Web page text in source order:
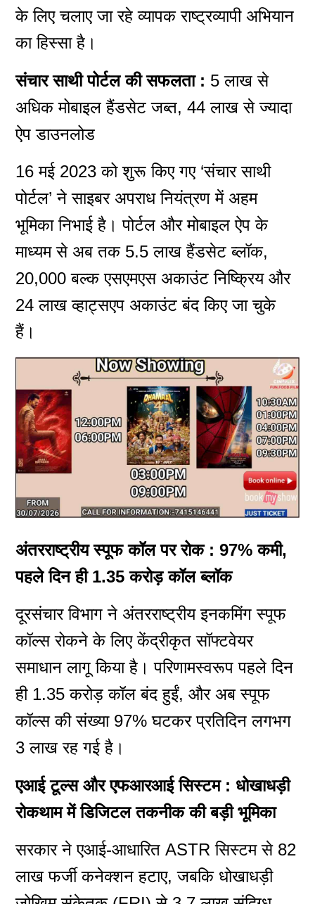
के लिए चलाए जा रहे व्यापक राष्ट्रव्यापी अभियान
का हिस्सा है।
संचार साथी पोर्टल की सफलता : 5 लाख से
अधिक मोबाइल हैंडसेट जब्त, 44 लाख से ज्यादा
ऐप डाउनलोड
16 मई 2023 को शुरू किए गए ‘संचार साथी
पोर्टल’ ने साइबर अपराध नियंत्रण में अहम
भूमिका निभाई है। पोर्टल और मोबाइल ऐप के
माध्यम से अब तक 5.5 लाख हैंडसेट ब्लॉक,
20,000 बल्क एसएमएस अकाउंट निष्क्रिय और
24 लाख व्हाट्सएप अकाउंट बंद किए जा चुके
हैं।
अंतरराष्ट्रीय स्पूफ कॉल पर रोक : 97% कमी,
पहले दिन ही 1.35 करोड़ कॉल ब्लॉक
दूरसंचार विभाग ने अंतरराष्ट्रीय इनकमिंग स्पूफ
कॉल्स रोकने के लिए केंद्रीकृत सॉफ्टवेयर
समाधान लागू किया है। परिणामस्वरूप पहले दिन
ही 1.35 करोड़ कॉल बंद हुईं, और अब स्पूफ
कॉल्स की संख्या 97% घटकर प्रतिदिन लगभग
3 लाख रह गई है।
एआई टूल्स और एफआरआई सिस्टम : धोखाधड़ी
रोकथाम में डिजिटल तकनीक की बड़ी भूमिका
सरकार ने एआई-आधारित ASTR सिस्टम से 82
लाख फर्जी कनेक्शन हटाए, जबकि धोखाधड़ी